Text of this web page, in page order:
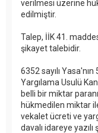
verilmesi üzerine
edilmiştir.
Talep, İİK 41.
şikayet talebidir.
6352 sayılı
Yargılama Usulü
belli bir miktar
hükmedilen miktar
vekalet ücreti ve
davalı idareye